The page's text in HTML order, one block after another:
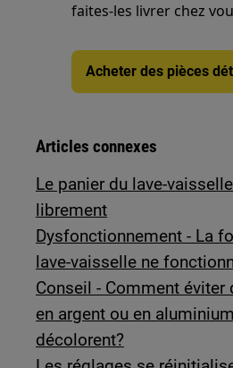
faites-les livrer chez
Acheter des pièces
Articles connexes
Le panier du lave-
librement
Dysfonctionnement - La
lave-vaisselle ne
Conseil - Comment éviter
en argent ou en
décolorent?